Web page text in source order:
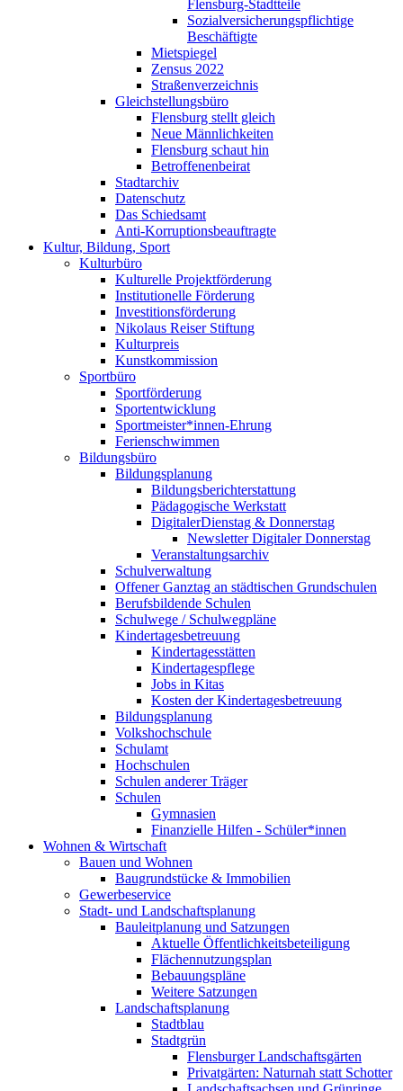
Flensburg-Stadtteile
Sozialversicherungspflichtige
Beschäftigte
Mietspiegel
Zensus 2022
Straßenverzeichnis
Gleichstellungsbüro
Flensburg stellt gleich
Neue Männlichkeiten
Flensburg schaut hin
Betroffenenbeirat
Stadtarchiv
Datenschutz
Das Schiedsamt
Anti-Korruptionsbeauftragte
Kultur, Bildung, Sport
Kulturbüro
Kulturelle Projektförderung
Institutionelle Förderung
Investitionsförderung
Nikolaus Reiser Stiftung
Kulturpreis
Kunstkommission
Sportbüro
Sportförderung
Sportentwicklung
Sportmeister*innen-Ehrung
Ferienschwimmen
Bildungsbüro
Bildungsplanung
Bildungsberichterstattung
Pädagogische Werkstatt
DigitalerDienstag & Donnerstag
Newsletter Digitaler Donnerstag
Veranstaltungsarchiv
Schulverwaltung
Offener Ganztag an städtischen Grundschulen
Berufsbildende Schulen
Schulwege / Schulwegpläne
Kindertagesbetreuung
Kindertagesstätten
Kindertagespflege
Jobs in Kitas
Kosten der Kindertagesbetreuung
Bildungsplanung
Volkshochschule
Schulamt
Hochschulen
Schulen anderer Träger
Schulen
Gymnasien
Finanzielle Hilfen - Schüler*innen
Wohnen & Wirtschaft
Bauen und Wohnen
Baugrundstücke & Immobilien
Gewerbeservice
Stadt- und Landschaftsplanung
Bauleitplanung und Satzungen
Aktuelle Öffentlichkeitsbeteiligung
Flächennutzungsplan
Bebauungspläne
Weitere Satzungen
Landschaftsplanung
Stadtblau
Stadtgrün
Flensburger Landschaftsgärten
Privatgärten: Naturnah statt Schotter